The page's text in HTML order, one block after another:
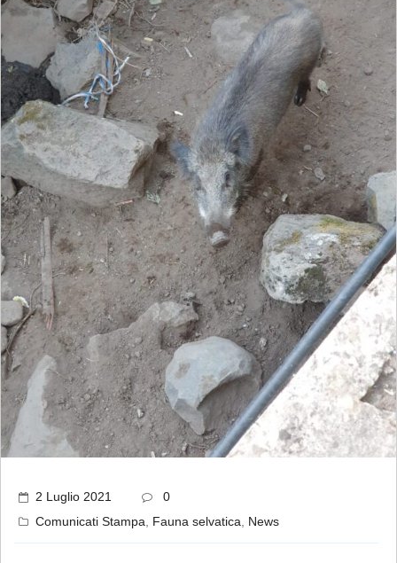
2 Luglio 2021
0
Comunicati Stampa
Fauna selvatica News